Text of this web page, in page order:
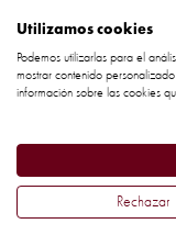
La
Utilizamos cookies
Podemos utilizarlas para el
mostrar contenido
información sobre las cookies
Rechazar